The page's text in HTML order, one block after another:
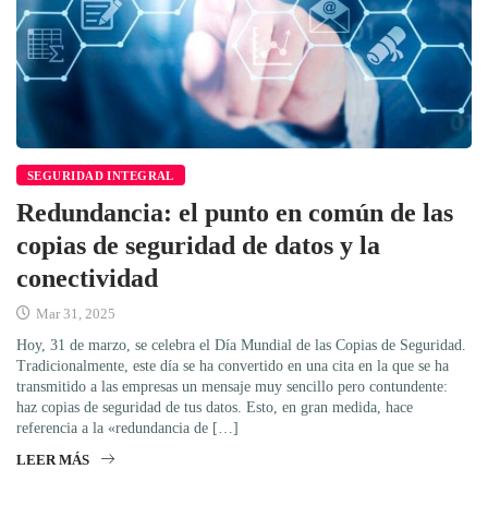
SEGURIDAD INTEGRAL
Redundancia: el punto en común de las
copias de seguridad de datos y la
conectividad
Mar 31, 2025
Hoy, 31 de marzo, se celebra el Día Mundial de las Copias de Seguridad.
Tradicionalmente, este día se ha convertido en una cita en la que se ha
transmitido a las empresas un mensaje muy sencillo pero contundente:
haz copias de seguridad de tus datos. Esto, en gran medida, hace
referencia a la «redundancia de […]
LEER MÁS